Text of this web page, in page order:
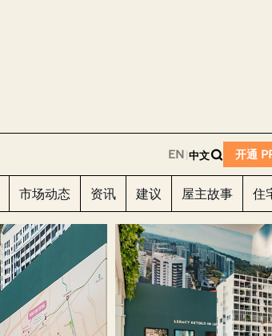
EN|中文 开通
市场动态 资讯 建议 屋主故事 住